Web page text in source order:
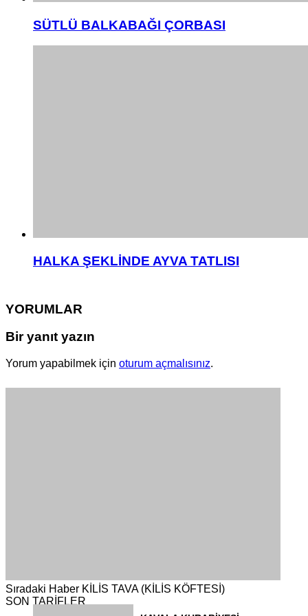
SÜTLÜ BALKABAĞI ÇORBASI
HALKA ŞEKLİNDE AYVA TATLISI
YORUMLAR
Bir yanıt yazın
Yorum yapabilmek için oturum açmalısınız.
Sıradaki Haber KİLİS TAVA (KİLİS KÖFTESİ)
SON TARİFLER